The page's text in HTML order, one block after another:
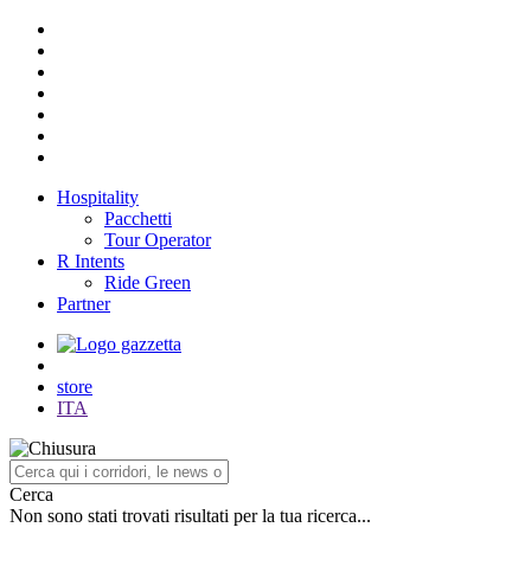
Hospitality
Pacchetti
Tour Operator
R Intents
Ride Green
Partner
store
ITA
Cerca
Non sono stati trovati risultati per la tua ricerca...